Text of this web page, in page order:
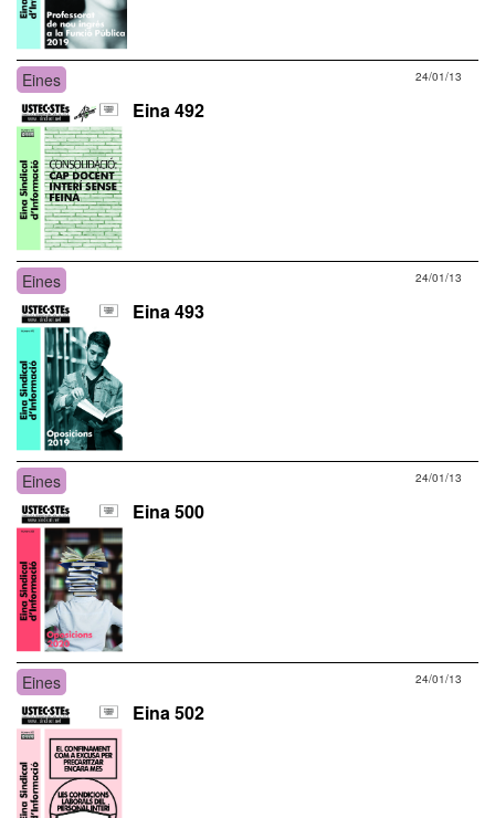
Eines 24/01/13
Eina 492
Eines 24/01/13
Eina 493
Eines 24/01/13
Eina 500
Eines 24/01/13
Eina 502